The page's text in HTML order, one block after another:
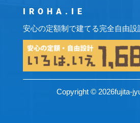
IROHA.IE
安心の定額制で建てる完全自由設
Copyright © 2026fujita-